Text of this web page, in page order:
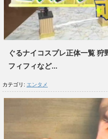
ぐるナイコスプレ正体一覧 狩
フィフィなど...
カテゴリ: エンタメ